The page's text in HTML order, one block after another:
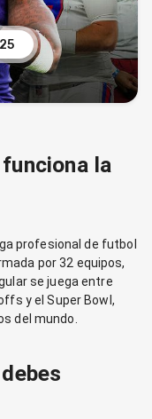
la
profesional de futbol
por 32 equipos,
se juega entre
y el Super Bowl,
del mundo.